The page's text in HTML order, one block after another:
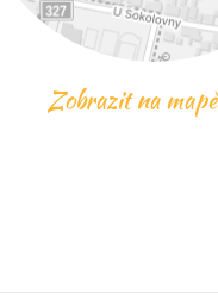
Zobrazit na mapě